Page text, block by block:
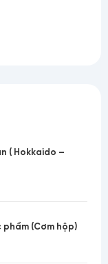
( Hokkaido –
(Cơm hộp)